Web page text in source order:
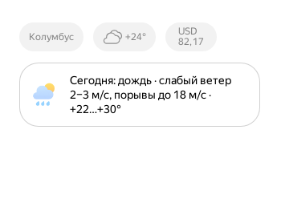
Колумбус +24°
Курсы ЦБ
РФ
USD
82,17
Сегодня: дождь · слабый ветер
2⁠–⁠3 м⁠/⁠с, порывы до 18 м⁠/⁠с ·
+22⁠…⁠+30⁠°